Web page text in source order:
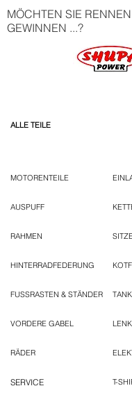
MÖCHTEN SIE
GEWINNEN ...?
ALLE TEILE
MOTORENTEILE
AUSPUFF
RAHMEN
HINTERRADFEDERUNG
FUSSRASTEN & STÄNDER
VORDERE GABEL
RÄDER
SERVICE T-